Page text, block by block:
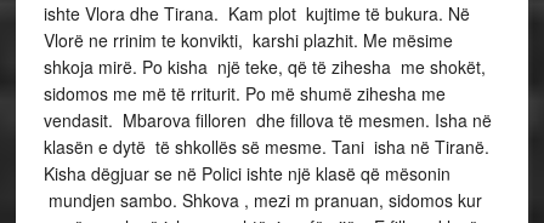
ishte Vlora dhe Tirana. Kam plot kujtime të bukura. Në
Vlorë ne rrinim te konvikti, karshi plazhit. Me mësime
shkoja mirë. Po kisha një teke, që të zihesha me shokët,
sidomos me më të rriturit. Po më shumë zihesha me
vendasit. Mbarova filloren dhe fillova të mesmen. Isha në
klasën e dytë të shkollës së mesme. Tani isha në Tiranë.
Kisha dëgjuar se në Polici ishte një klasë që mësonin
mundjen sambo. Shkova , mezi m pranuan, sidomos kur